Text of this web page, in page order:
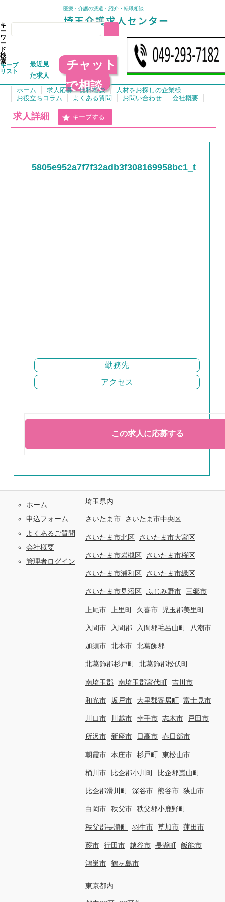
医療・介護の派遣・紹介・転職相談
キ
ー
ワ
ー
ド
検
索
キープ
リスト
最近見
た求人
チャット
で相談
ホーム 求人応募・無料相談
人材をお探しの企業様
お役立ちコラム
よくある質問 お問い合わせ 会社概要
求人詳細 キープする
5805e952a7f7f32adb3f308169958bc1_t
勤務先
アクセス
ホーム
申込フォーム
よくあるご質問
会社概要
管理者ログイン
埼玉県内
さいたま市 さいたま市中央区
さいたま市北区 さいたま市大宮区
さいたま市岩槻区 さいたま市桜区
さいたま市浦和区 さいたま市緑区
さいたま市見沼区 ふじみ野市 三郷市
上尾市 上里町 久喜市 児玉郡美里町
入間市 入間郡 入間郡毛呂山町 八潮市
加須市 北本市 北葛飾郡
北葛飾郡杉戸町 北葛飾郡松伏町
南埼玉郡 南埼玉郡宮代町 吉川市
和光市 坂戸市 大里郡寄居町 富士見市
川口市 川越市 幸手市 志木市 戸田市
所沢市 新座市 日高市 春日部市
朝霞市 本庄市 杉戸町 東松山市
桶川市 比企郡小川町 比企郡嵐山町
比企郡滑川町 深谷市 熊谷市 狭山市
白岡市 秩父市 秩父郡小鹿野町
秩父郡長瀞町 羽生市 草加市 蓮田市
蕨市 行田市 越谷市 長瀞町 飯能市
鴻巣市 鶴ヶ島市
東京都内